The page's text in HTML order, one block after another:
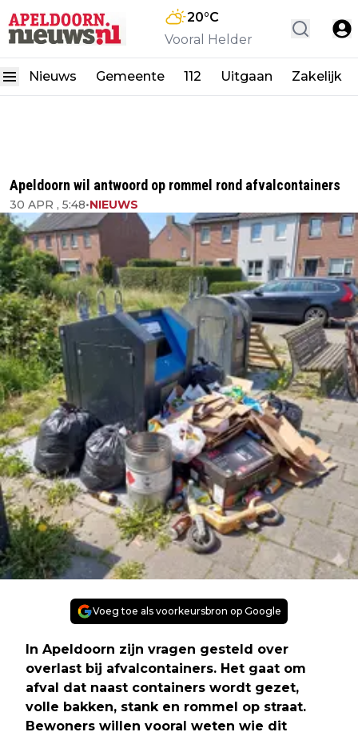
20°C
Vooral Helder
Nieuws Gemeente 112 Uitgaan Zakelijk
Apeldoorn wil antwoord op rommel rond afvalcontainers
30 APR , 5:48•NIEUWS
Voeg toe als voorkeursbron op Google
In Apeldoorn zijn vragen gesteld over
overlast bij afvalcontainers. Het gaat om
afval dat naast containers wordt gezet,
volle bakken, stank en rommel op straat.
Bewoners willen vooral weten wie dit